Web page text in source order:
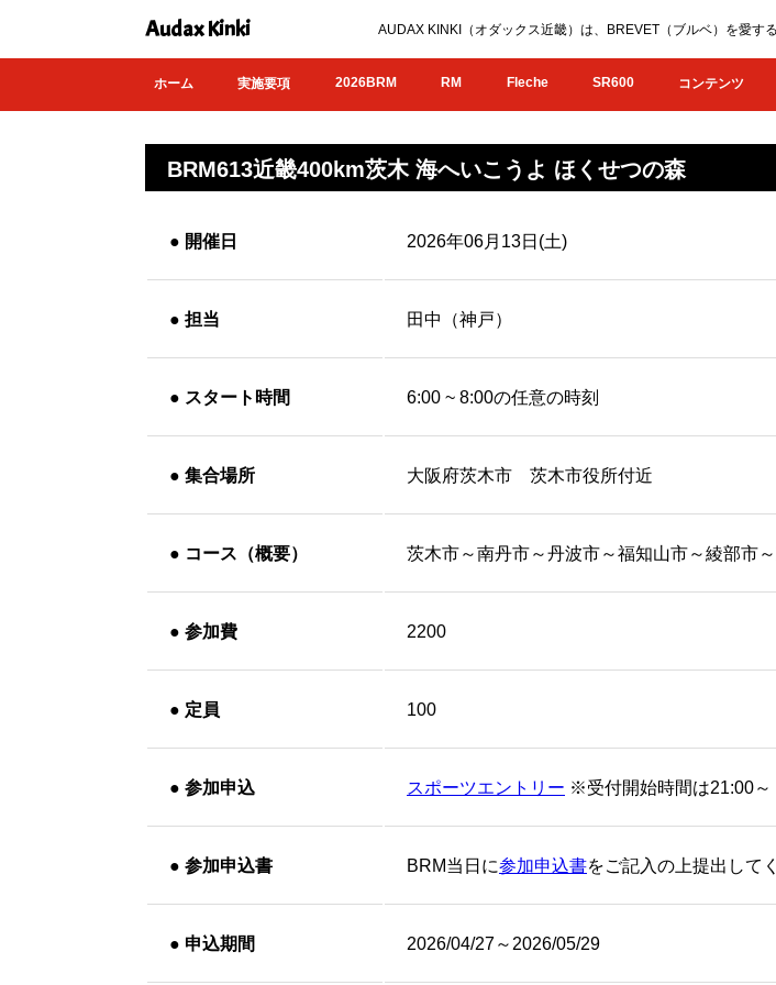
Audax Kinki AUDAX KINKI（オダックス近畿）は、BREVET（ブルベ）を愛す
ホーム 実施要項 2026BRM RM Fleche SR600 コンテンツ
BRM613近畿400km茨木 海へいこうよ ほくせつの森
● 開催日 2026年06月13日(土)
● 担当 田中（神戸）
● スタート時間 6:00 ~ 8:00の任意の時刻
● 集合場所 大阪府茨木市 茨木市役所付近
● コース（概要） 茨木市～南丹市～丹波市～福知山市～綾部市
● 参加費 2200
● 定員 100
● 参加申込 スポーツエントリー ※受付開始時間は21:00～
● 参加申込書 BRM当日に参加申込書をご記入の上提出して
● 申込期間 2026/04/27～2026/05/29